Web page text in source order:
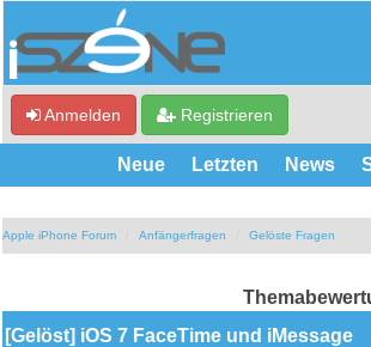
Anmelden Registrieren
Neue Letzten News
Apple iPhone Forum Anfängerfragen Gelöste Fragen
[Gelöst] iOS 7 FaceTime und iMessage